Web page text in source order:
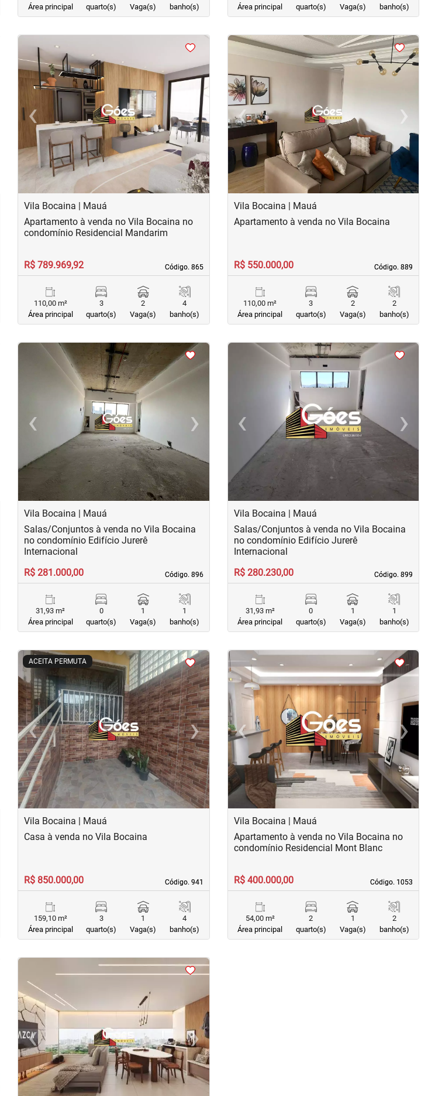
Área principal
quarto(s)
Vaga(s)
banho(s)
Área principal
quarto(s)
Vaga(s)
banho(s)
‹
Previous ›Next
Vila Bocaina | Mauá
Código. 865
Código. 865
Apartamento à venda no Vila Bocaina no
condomínio Residencial Mandarim
R$ 789.969,92
110,00 m²
Área principal
3
quarto(s)
2
Vaga(s)
4
banho(s)
<<<<
‹Previous ›Next
Vila Bocaina | Mauá
Código. 889
Código. 889
Apartamento à venda no Vila Bocaina
R$ 550.000,00
110,00 m²
Área principal
3
quarto(s)
2
Vaga(s)
2
banho(s)
< <
‹
Previous ›Next
Vila Bocaina | Mauá
Código. 896
Código. 896
Salas/Conjuntos à venda no Vila Bocaina
no condomínio Edifício Jurerê
Internacional
R$ 281.000,00
31,93 m²
Área principal
0
quarto(s)
1
Vaga(s)
1
banho(s)
<
‹Previous ›Next
Vila Bocaina | Mauá
Código. 899
Código. 899
Salas/Conjuntos à venda no Vila Bocaina
no condomínio Edifício Jurerê
Internacional
R$ 280.230,00
31,93 m²
Área principal
0
quarto(s)
1
Vaga(s)
1
banho(s)
ACEITA PERMUTA
<<<<
‹Previous ›Next
Vila Bocaina | Mauá
Código. 941
Código. 941
Casa à venda no Vila Bocaina
R$ 850.000,00
159,10 m²
Área principal
3
quarto(s)
1
Vaga(s)
4
banho(s)
< <
‹Previous ›Next
Vila Bocaina | Mauá
Código. 1053
Código. 1053
Apartamento à venda no Vila Bocaina no
condomínio Residencial Mont Blanc
R$ 400.000,00
54,00 m²
Área principal
2
quarto(s)
1
Vaga(s)
2
banho(s)
<
‹Previous ›Next